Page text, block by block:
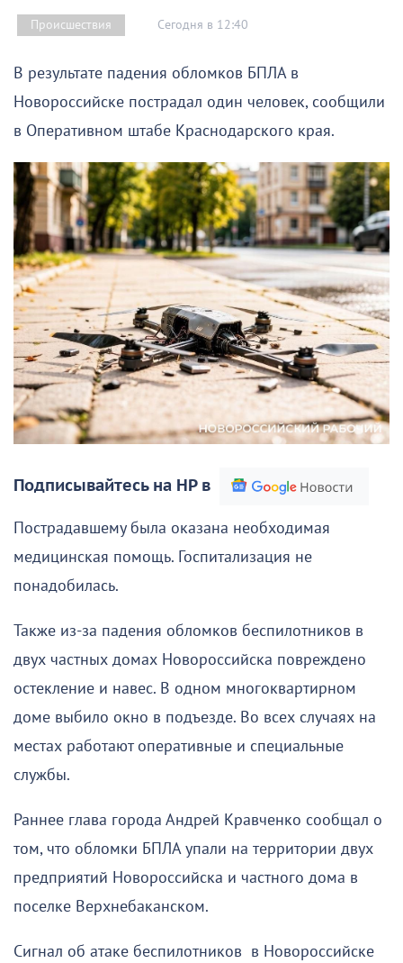
Происшествия Сегодня в 12:40
В результате падения обломков БПЛА в
Новороссийске пострадал один человек, сообщили
в Оперативном штабе Краснодарского края.
Подписывайтесь на НР в
Пострадавшему была оказана необходимая
медицинская помощь. Госпитализация не
понадобилась.
Также из-за падения обломков беспилотников в
двух частных домах Новороссийска повреждено
остекление и навес. В одном многоквартирном
доме выбило окно в подъезде. Во всех случаях на
местах работают оперативные и специальные
службы.
Раннее глава города Андрей Кравченко сообщал о
том, что обломки БПЛА упали на территории двух
предприятий Новороссийска и частного дома в
поселке Верхнебаканском.
Сигнал об атаке беспилотников в Новороссийске